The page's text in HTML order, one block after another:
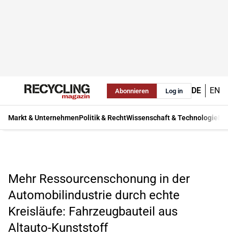
Abonnieren Log in DE EN
Markt & UnternehmenPolitik & RechtWissenschaft & Technologie
Mehr Ressourcenschonung in der
Automobilindustrie durch echte
Kreisläufe: Fahrzeugbauteil aus
Altauto-Kunststoff